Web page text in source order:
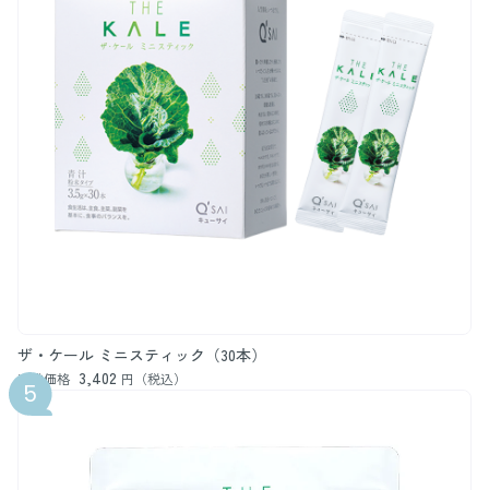
ザ・ケール ミニスティック（30本）
通常価格 3,402 円（税込）